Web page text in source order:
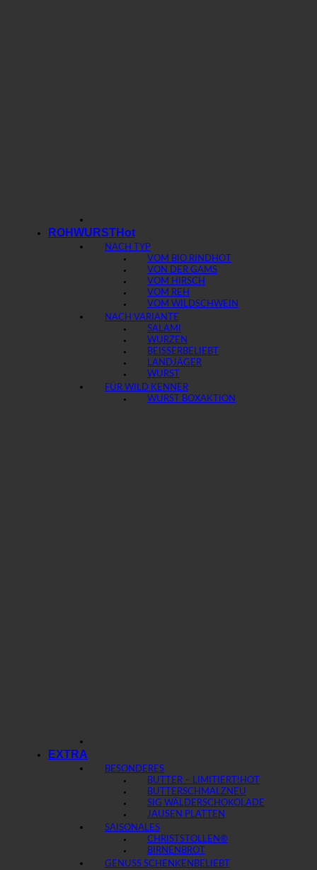
ROHWURST
NACH TYP
VOM BIO RIND
VON DER GAMS
VOM HIRSCH
VOM REH
VOM WILDSCHWEIN
NACH VARIANTE
SALAMI
WURZEN
BEISSER
LANDJÄGER
WURST
FÜR WILD KENNER
WURST BOX
EXTRA
BESONDERES
BUTTER – LIMITIERT!
BUTTERSCHMALZ
SIG WÄLDERSCHOKOLADE
JAUSEN PLATTEN
SAISONALES
CHRISTSTOLLEN®
BIRNENBROT
GENUSS SCHENKEN